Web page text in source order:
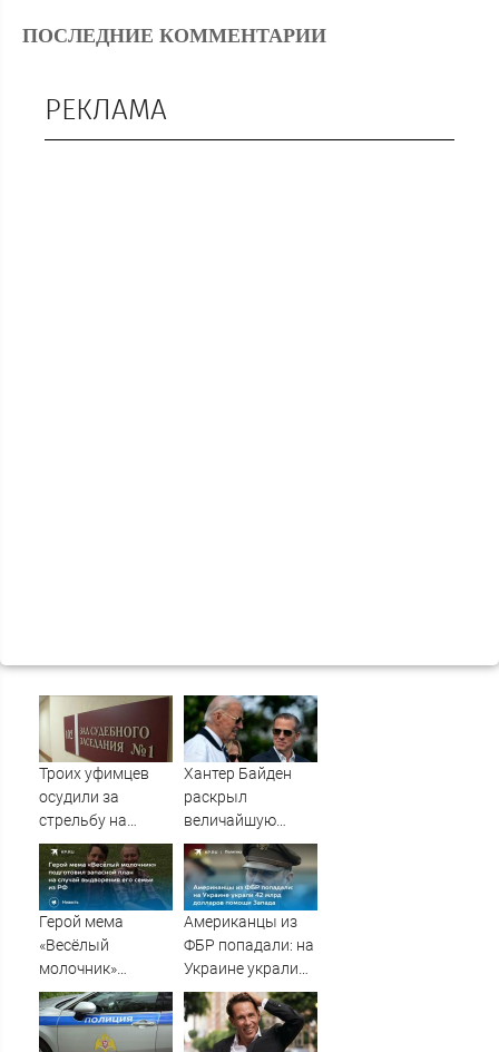
ПОСЛЕДНИЕ КОММЕНТАРИИ
РЕКЛАМА
Троих уфимцев
осудили за
стрельбу на
кладбище в
Башкирии
Хантер Байден
раскрыл
величайшую
ошибку своего
отца: бездействие
против Трампа
Герой мема
«Весёлый
молочник»
подготовил
запасной план на
случай
Американцы из
ФБР попадали: на
Украине украли
42 млрд долларов
помощи Запада